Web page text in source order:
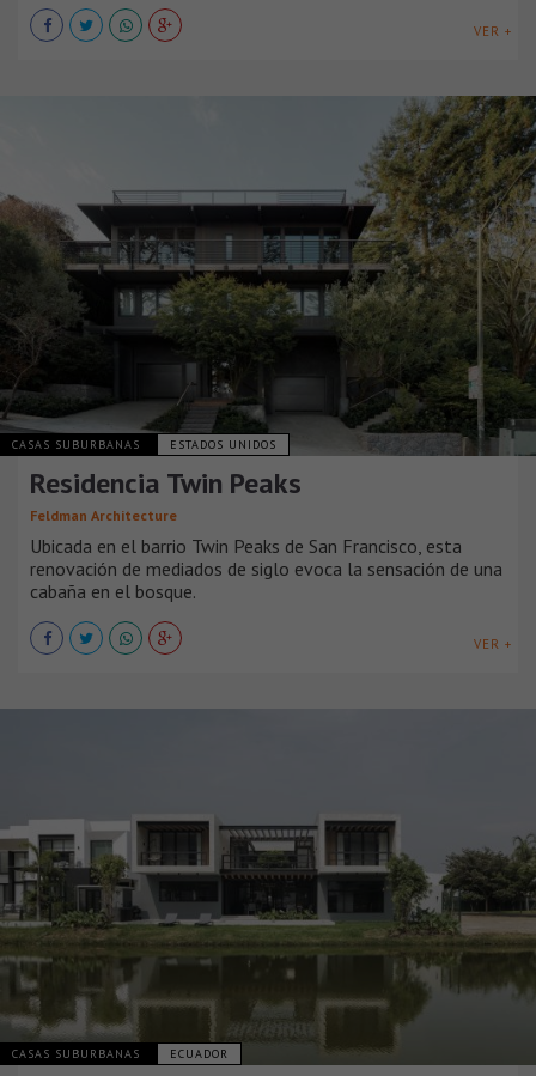
VER +
CASAS SUBURBANAS ESTADOS UNIDOS
Residencia Twin Peaks
Feldman Architecture
Ubicada en el barrio Twin Peaks de San Francisco, esta
renovación de mediados de siglo evoca la sensación de una
cabaña en el bosque.
VER +
CASAS SUBURBANAS ECUADOR